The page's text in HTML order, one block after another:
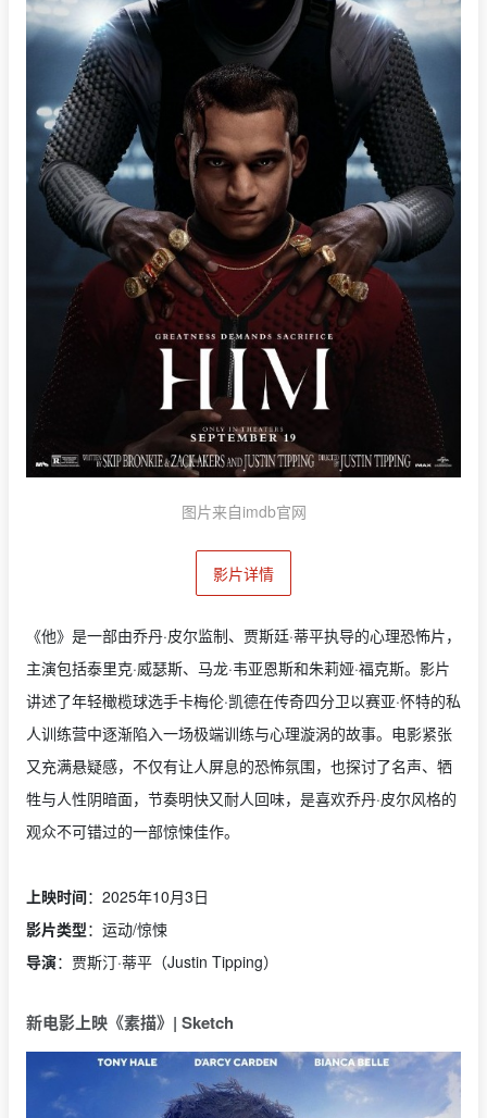
图片来自imdb官网
影片详情
《他》是一部由乔丹·皮尔监制、贾斯廷·蒂平执导的心理恐怖片，
主演包括泰里克·威瑟斯、马龙·韦亚恩斯和朱莉娅·福克斯。影片
讲述了年轻橄榄球选手卡梅伦·凯德在传奇四分卫以赛亚·怀特的私
人训练营中逐渐陷入一场极端训练与心理漩涡的故事。电影紧张
又充满悬疑感，不仅有让人屏息的恐怖氛围，也探讨了名声、牺
牲与人性阴暗面，节奏明快又耐人回味，是喜欢乔丹·皮尔风格的
观众不可错过的一部惊悚佳作。
上映时间：2025年10月3日
影片类型：运动/惊悚
导演：贾斯汀·蒂平（Justin Tipping）
新电影上映《素描》| Sketch